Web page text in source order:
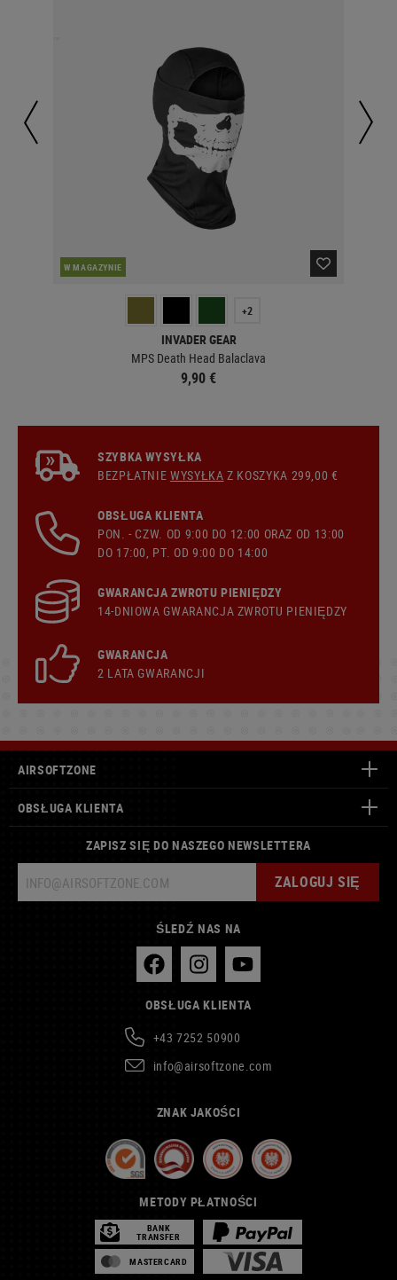
W MAGAZYNIE
+2
INVADER GEAR
MPS Death Head Balaclava
9,90 €
SZYBKA WYSYŁKA
BEZPŁATNIEWYSYŁKA Z KOSZYKA 299,00 €
OBSŁUGA KLIENTA
PON. - CZW. OD 9:00 DO 12:00 ORAZ OD 13:00
DO 17:00, PT. OD 9:00 DO 14:00
GWARANCJA ZWROTU PIENIĘDZY
14-DNIOWA GWARANCJA ZWROTU PIENIĘDZY
GWARANCJA
2 LATA GWARANCJI
AIRSOFTZONE
OBSŁUGA KLIENTA
ZAPISZ SIĘ DO NASZEGO NEWSLETTERA
ZALOGUJ SIĘ
ŚLEDŹ NAS NA
OBSŁUGA KLIENTA
+43 7252 50900
info@airsoftzone.com
ZNAK JAKOŚCI
METODY PŁATNOŚCI
BANK
TRANSFER
MASTERCARD